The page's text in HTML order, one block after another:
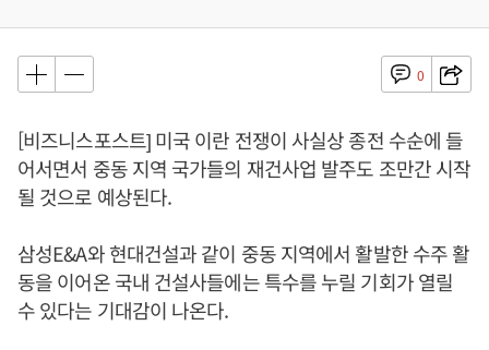
0
[비즈니스포스트] 미국 이란 전쟁이 사실상 종전 수순에 들
어서면서 중동 지역 국가들의 재건사업 발주도 조만간 시작
될 것으로 예상된다.
삼성E&A와 현대건설과 같이 중동 지역에서 활발한 수주 활
동을 이어온 국내 건설사들에는 특수를 누릴 기회가 열릴
수 있다는 기대감이 나온다.